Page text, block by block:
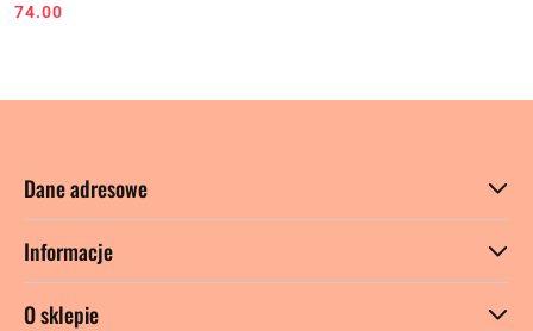
Cena:
74.00
Dane adresowe
Informacje
O sklepie